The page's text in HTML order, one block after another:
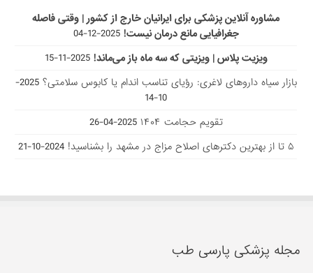
مشاوره آنلاین پزشکی برای ایرانیان خارج از کشور | وقتی فاصله
جغرافیایی مانع درمان نیست! 2025-12-04
ویزیت پلاس | ویزیتی که سه ماه باز می‌ماند! 2025-11-15
بازار سیاه داروهای لاغری: رؤیای تناسب اندام یا کابوس سلامتی؟
2025-
10-14
تقویم حجامت ۱۴۰۴
2025-04-26
۵ تا از بهترین دکتر‌های اصلاح مزاج در مشهد را بشناسید!
2024-10-21
مجله پزشکی پارسی طب